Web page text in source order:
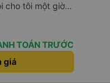
cho tôi một giờ
nhiều lần vì
bạn đến điểm
và đưa cho
tiếng Anh
TOÁN TRƯỚC
giá